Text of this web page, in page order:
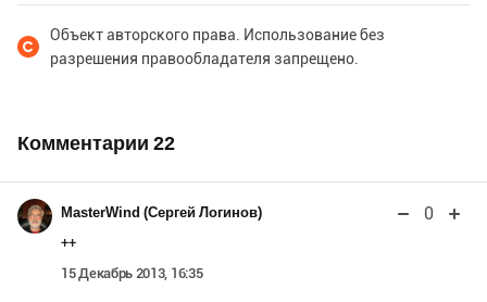
Объект авторского права. Использование без
разрешения правообладателя запрещено.
Комментарии 22
MasterWind (Сергей Логинов) 0
++
15 Декабрь 2013, 16:35